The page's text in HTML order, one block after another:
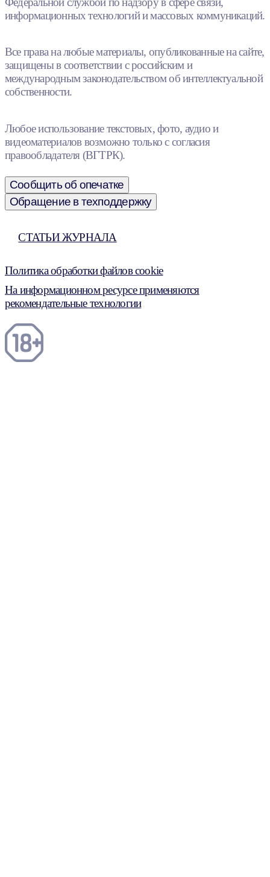
информационных технологий и массовых коммуникаций.
Все права на любые материалы, опубликованные на сайте,
защищены в соответствии с российским и
международным законодательством об интеллектуальной
собственности.
Любое использование текстовых, фото, аудио и
видеоматериалов возможно только с согласия
правообладателя (ВГТРК).
Сообщить об опечатке
Обращение в техподдержку
СТАТЬИ ЖУРНАЛА
Политика обработки файлов cookie
На информационном ресурсе применяются
рекомендательные технологии